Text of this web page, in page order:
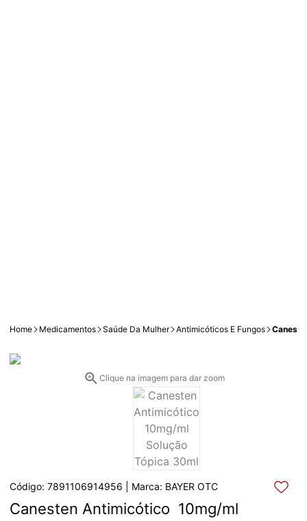
Home Medicamentos Saúde Da Mulher Antimicóticos E Fungos
Clique na imagem para dar zoom
Código: 7891106914956 | Marca: BAYER OTC
Canesten Antimicótico  10mg/ml